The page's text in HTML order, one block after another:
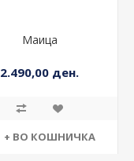
Маица
2.490,00 ден.
+ ВО КОШНИЧКА